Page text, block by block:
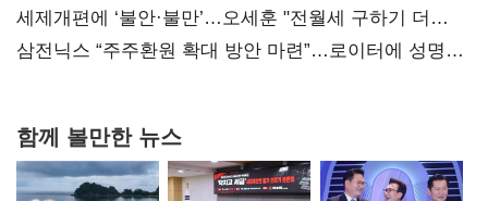
지지도 '50% 아래로'(종합)
세제개편에 ‘불안·불만’…오세훈 "전월세 구하기 더
힘들어질 것"
삼전닉스 “주주환원 확대 방안 마련”…로이터에 성명
함께 볼만한 뉴스